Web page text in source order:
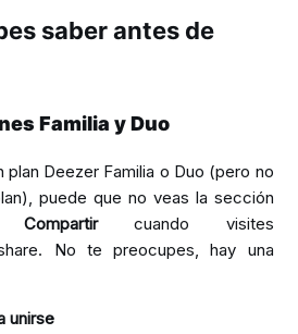
saber antes de
Familia y Duo
plan Deezer Familia o Duo (pero no
puede que no veas la sección
cuando visites
. No te preocupes, hay una
unirse